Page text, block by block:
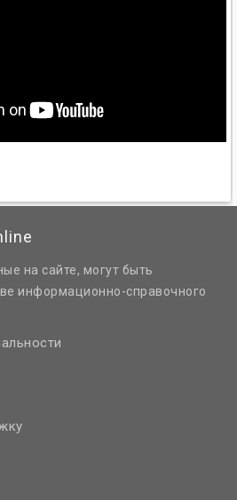
на сайте, могут быть
информационно-справочного